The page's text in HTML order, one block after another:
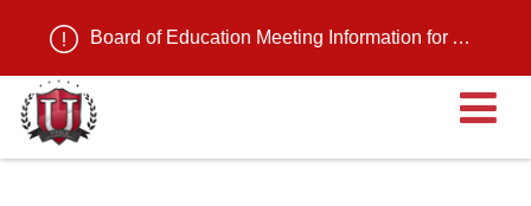
Board of Education Meeting Information for August 11, 2026